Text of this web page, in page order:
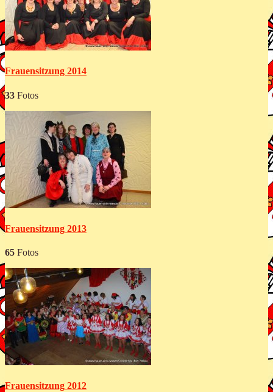
Frauensitzung 2014
33 Fotos
Frauensitzung 2013
65 Fotos
Frauensitzung 2012